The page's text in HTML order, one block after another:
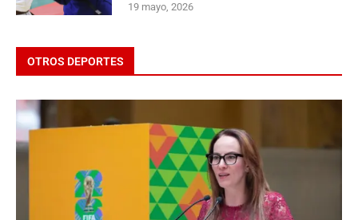
19 mayo, 2026
OTROS DEPORTES